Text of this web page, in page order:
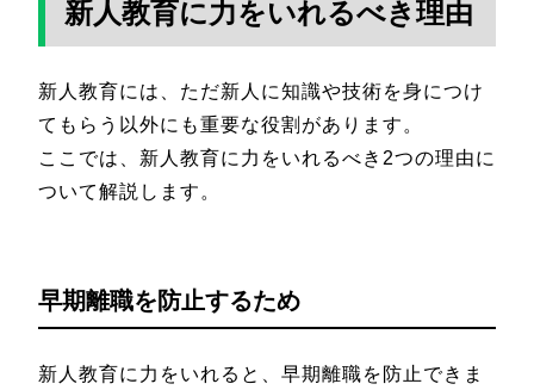
新人教育に力をいれるべき理由
新人教育には、ただ新人に知識や技術を身につけ
てもらう以外にも重要な役割があります。
ここでは、新人教育に力をいれるべき2つの理由に
ついて解説します。
早期離職を防止するため
新人教育に力をいれると、早期離職を防止できま